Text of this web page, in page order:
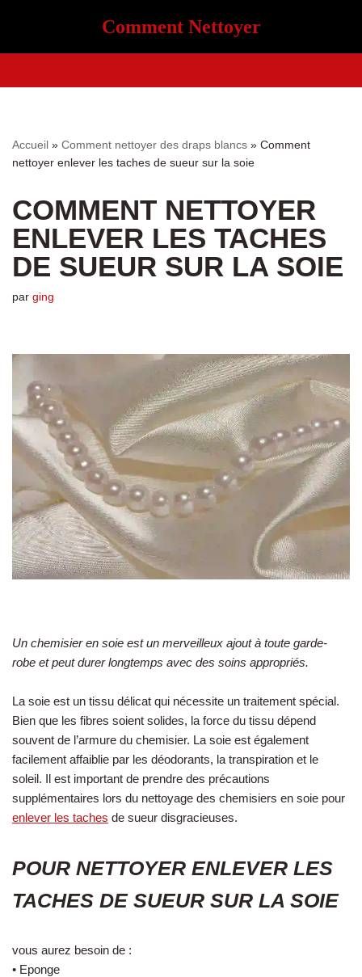
Comment Nettoyer
Accueil » Comment nettoyer des draps blancs » Comment
nettoyer enlever les taches de sueur sur la soie
COMMENT NETTOYER
ENLEVER LES TACHES
DE SUEUR SUR LA SOIE
par ging
Un chemisier en soie est un merveilleux ajout à toute garde-
robe et peut durer longtemps avec des soins appropriés.
La soie est un tissu délicat qui nécessite un traitement spécial.
Bien que les fibres soient solides, la force du tissu dépend
souvent de l’armure du chemisier. La soie est également
facilement affaiblie par les déodorants, la transpiration et le
soleil. Il est important de prendre des précautions
supplémentaires lors du nettoyage des chemisiers en soie pour
enlever les taches de sueur disgracieuses.
POUR NETTOYER ENLEVER LES
TACHES DE SUEUR SUR LA SOIE
vous aurez besoin de :
• Eponge